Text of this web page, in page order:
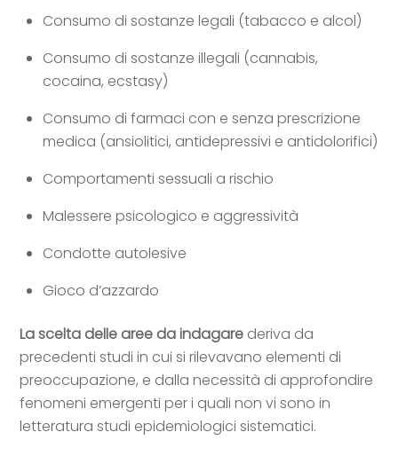
Consumo di sostanze legali (tabacco e alcol)
Consumo di sostanze illegali (cannabis,
cocaina, ecstasy)
Consumo di farmaci con e senza prescrizione
medica (ansiolitici, antidepressivi e antidolorifici)
Comportamenti sessuali a rischio
Malessere psicologico e aggressività
Condotte autolesive
Gioco d’azzardo
La scelta delle aree da indagare deriva da
precedenti studi in cui si rilevavano elementi di
preoccupazione, e dalla necessità di approfondire
fenomeni emergenti per i quali non vi sono in
letteratura studi epidemiologici sistematici.